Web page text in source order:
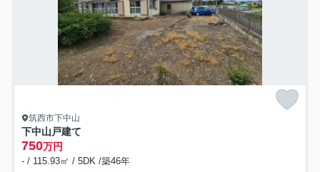
筑西市下中山
下中山戸建て
750万円
- / 115.93㎡ / 5DK /築46年